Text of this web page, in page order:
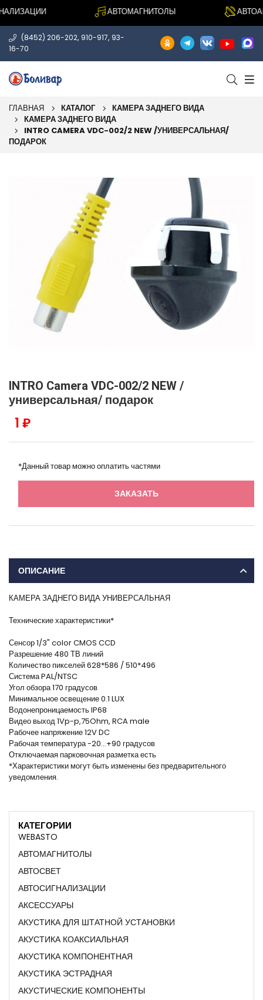
АВТОМАГНИТОЛЫ
(8452) 206-202, 910-917, 93-
16-70
ГЛАВНАЯ КАТАЛОГ
КАМЕРА ЗАДНЕГО ВИДА
КАМЕРА ЗАДНЕГО ВИДА
INTRO CAMERA VDC-002/2 NEW /УНИВЕРСАЛЬНАЯ/
ПОДАРОК
INTRO Camera VDC-002/2 NEW /
универсальная/ подарок
1 ₽
*Данный товар можно оплатить частями
ЗАКАЗАТЬ
ОПИСАНИЕ
КАМЕРА ЗАДНЕГО ВИДА УНИВЕРСАЛЬНАЯ
Технические характеристики*
Сенсор 1/3" color CMOS CCD
Разрешение 480 ТВ линий
Количество пикселей 628*586 / 510*496
Система PAL/NTSC
Угол обзора 170 градусов
Минимальное освещение 0.1 LUX
Водонепроницаемость IP68
Видео выход 1Vp-p,75Ohm, RCA male
Рабочее напряжение 12V DC
Рабочая температура -20...+90 градусов
Отключаемая парковочная разметка есть
*Характеристики могут быть изменены без предварительного
уведомления.
КАТЕГОРИИ
WEBASTO
АВТОМАГНИТОЛЫ
АВТОСВЕТ
АВТОСИГНАЛИЗАЦИИ
АКСЕССУАРЫ
АКУСТИКА ДЛЯ ШТАТНОЙ УСТАНОВКИ
АКУСТИКА КОАКСИАЛЬНАЯ
АКУСТИКА КОМПОНЕНТНАЯ
АКУСТИКА ЭСТРАДНАЯ
АКУСТИЧЕСКИЕ КОМПОНЕНТЫ